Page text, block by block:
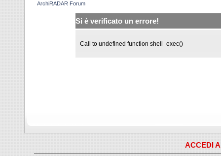
ArchiRADAR Forum
Si è verificato un errore!
Call to undefined function shell_exec()
ACCEDI